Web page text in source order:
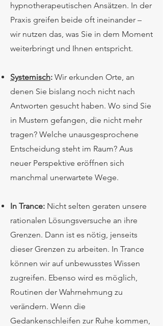
hypnotherapeutischen Ansätzen. In der
Praxis greifen beide oft ineinander –
wir nutzen das, was Sie in dem Moment
weiterbringt und Ihnen entspricht.​
Systemisch: Wir erkunden Orte, an
denen Sie bislang noch nicht nach
Antworten gesucht haben. Wo sind Sie
in Mustern gefangen, die nicht mehr
tragen? Welche unausgesprochene
Entscheidung steht im Raum? Aus
neuer Perspektive eröffnen sich
manchmal unerwartete Wege.
In Trance: Nicht selten geraten unsere
rationalen Lösungsversuche an ihre
Grenzen. Dann ist es nötig, jenseits
dieser Grenzen zu arbeiten. In Trance
können wir auf unbewusstes Wissen
zugreifen. Ebenso wird es möglich,
Routinen der Wahrnehmung zu
verändern. Wenn die
Gedankenschleifen zur Ruhe kommen,